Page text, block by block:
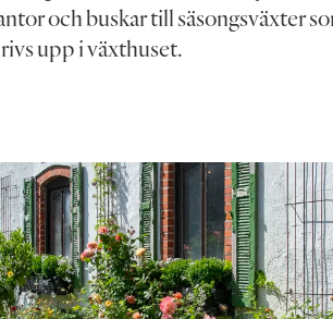
och buskar till säsongsväxter
upp i växthuset.